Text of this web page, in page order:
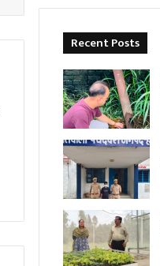
Recent Posts